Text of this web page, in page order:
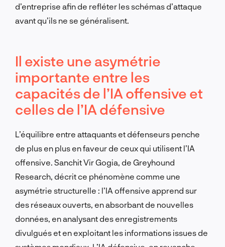
d’entreprise afin de refléter les schémas d’attaque
avant qu’ils ne se généralisent.
Il existe une asymétrie
importante entre les
capacités de l’IA offensive et
celles de l’IA défensive
L’équilibre entre attaquants et défenseurs penche
de plus en plus en faveur de ceux qui utilisent l’IA
offensive. Sanchit Vir Gogia, de Greyhound
Research, décrit ce phénomène comme une
asymétrie structurelle : l’IA offensive apprend sur
des réseaux ouverts, en absorbant de nouvelles
données, en analysant des enregistrements
divulgués et en exploitant les informations issues de